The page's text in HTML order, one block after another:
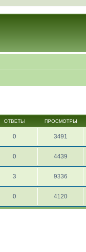
ОТВЕТЫ ПРОСМОТРЫ
0 3491
0 4439
3 9336
0 4120